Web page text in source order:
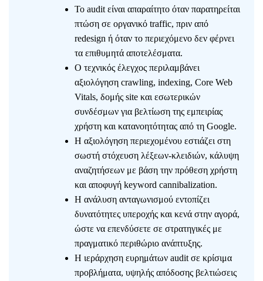
Το audit είναι απαραίτητο όταν παρατηρείται
πτώση σε οργανικό traffic, πριν από
redesign ή όταν το περιεχόμενο δεν φέρνει
τα επιθυμητά αποτελέσματα.
Ο τεχνικός έλεγχος περιλαμβάνει
αξιολόγηση crawling, indexing, Core Web
Vitals, δομής site και εσωτερικών
συνδέσμων για βελτίωση της εμπειρίας
χρήστη και κατανοητότητας από τη Google.
Η αξιολόγηση περιεχομένου εστιάζει στη
σωστή στόχευση λέξεων-κλειδιών, κάλυψη
αναζητήσεων με βάση την πρόθεση χρήστη
και αποφυγή keyword cannibalization.
Η ανάλυση ανταγωνισμού εντοπίζει
δυνατότητες υπεροχής και κενά στην αγορά,
ώστε να επενδύσετε σε στρατηγικές με
πραγματικό περιθώριο ανάπτυξης.
Η ιεράρχηση ευρημάτων audit σε κρίσιμα
προβλήματα, υψηλής απόδοσης βελτιώσεις